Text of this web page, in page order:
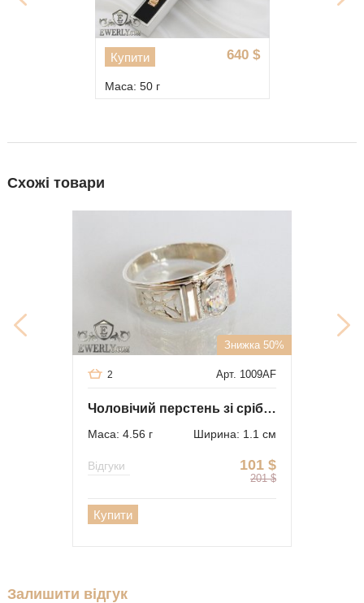
640 $
Купити
Маса: 50 г
Схожі товари
Знижка 50%
Арт. 1009AF
2
Чоловічий перстень зі срібла з золотом і білим каменем
Маса: 4.56 г Ширина: 1.1 см
101 $
201 $
Відгуки
Купити
Залишити відгук